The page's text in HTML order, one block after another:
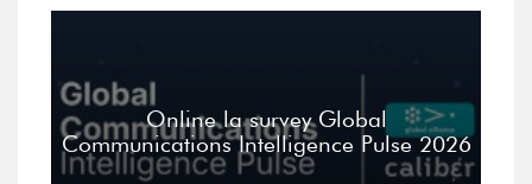
Online la survey Global
Communications Intelligence Pulse 2026